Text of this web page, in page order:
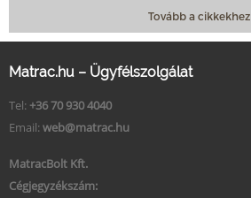
Tovább a cikkekhez
Matrac.hu – Ügyfélszolgálat
Tel: +36 70 930 4040
Email: web@matrac.hu
MatracBolt Kft.
Cégjegyzékszám: